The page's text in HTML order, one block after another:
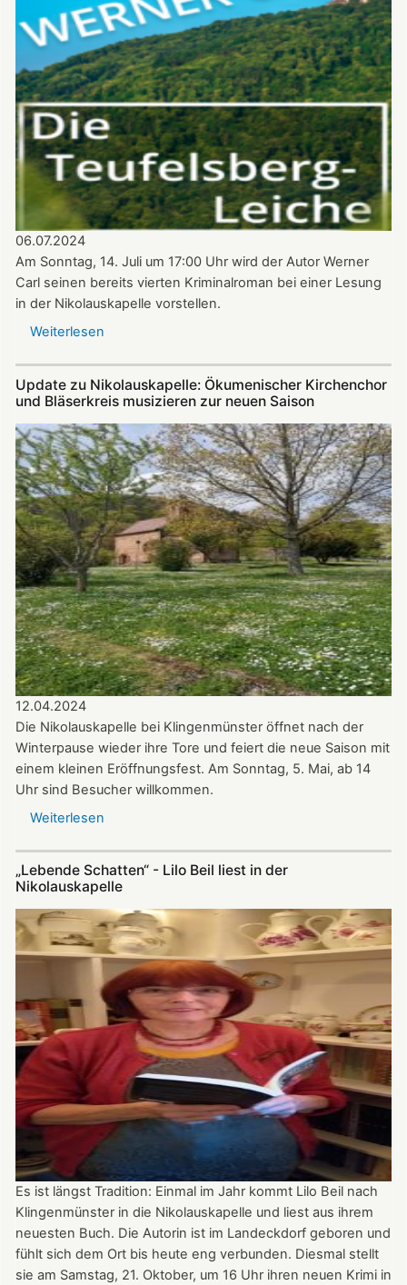
August
–
Benefizkonzert
mit
den
Alphornbläsern
Südpfalz
06.07.2024
Am Sonntag, 14. Juli um 17:00 Uhr wird der Autor Werner
Carl seinen bereits vierten Kriminalroman bei einer Lesung
in der Nikolauskapelle vorstellen.
Weiterlesen
mit
Carl
am
14.07.2024
in
der
Nikolauskapelle
Update zu Nikolauskapelle: Ökumenischer Kirchenchor
und Bläserkreis musizieren zur neuen Saison
12.04.2024
Die Nikolauskapelle bei Klingenmünster öffnet nach der
Winterpause wieder ihre Tore und feiert die neue Saison mit
einem kleinen Eröffnungsfest. Am Sonntag, 5. Mai, ab 14
Uhr sind Besucher willkommen.
Weiterlesen
Nikolauskapelle:
Kirchenchor
und
Bläserkreis
musizieren
zur
neuen
Saison
„Lebende Schatten“ - Lilo Beil liest in der
Nikolauskapelle
Es ist längst Tradition: Einmal im Jahr kommt Lilo Beil nach
Klingenmünster in die Nikolauskapelle und liest aus ihrem
neuesten Buch. Die Autorin ist im Landeckdorf geboren und
fühlt sich dem Ort bis heute eng verbunden. Diesmal stellt
sie am Samstag, 21. Oktober, um 16 Uhr ihren neuen Krimi in